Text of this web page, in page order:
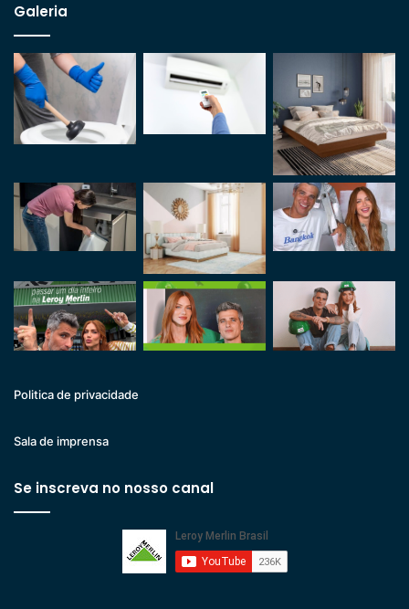
Galeria
Politica de privacidade
Sala de imprensa
Se inscreva no nosso canal